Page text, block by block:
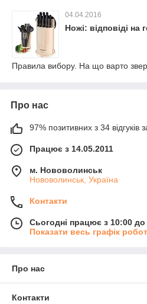
04.04.2016
Ножі: відповіді на
Правила вибору. На що варто
Про нас
97% позитивних з 34 відгуків
Працює з 14.05.2011
м. Нововолинськ
Нововолинськ, Україна
Контакти
Сьогодні працює з 10:00 до
Показати весь графік
Про нас
Контакти